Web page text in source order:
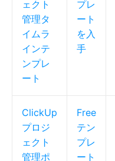
ェクト
管理タ
イムラ
インテ
ンプレ
ート
プレ
ート
を入
手
ClickUp
プロジ
ェクト
管理ポ
Free
テン
プレ
ート